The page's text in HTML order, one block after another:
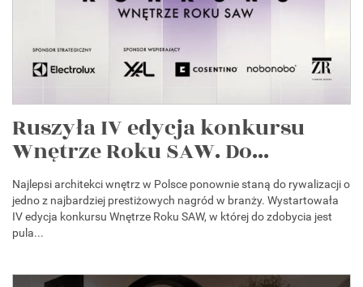
Ruszyła IV edycja konkursu
Wnętrze Roku SAW. Do...
Najlepsi architekci wnętrz w Polsce ponownie staną do rywalizacji o
jedno z najbardziej prestiżowych nagród w branży. Wystartowała
IV edycja konkursu Wnętrze Roku SAW, w której do zdobycia jest
pula...